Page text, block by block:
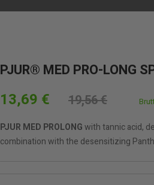
PJUR® MED PRO-LONG
13,69 € 19,56 €
PJUR MED PROLONGwith tannic acid,
combination with the desensitizing